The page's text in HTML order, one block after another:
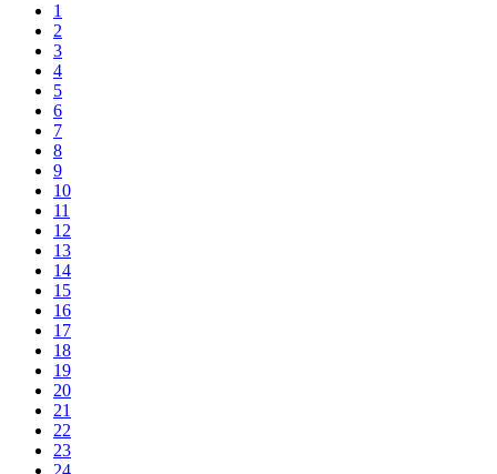
1
2
3
4
5
6
7
8
9
10
11
12
13
14
15
16
17
18
19
20
21
22
23